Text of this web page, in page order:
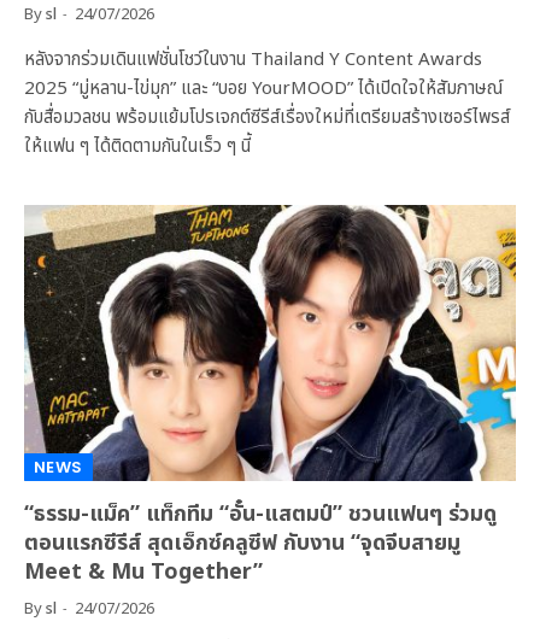
Bysl 24/07/2026
หลังจากร่วมเดินแฟชั่นโชว์ในงาน Thailand Y Content Awards
2025 “มู่หลาน-ไข่มุก” และ “บอย YourMOOD” ได้เปิดใจให้สัมภาษณ์
กับสื่อมวลชน พร้อมแย้มโปรเจกต์ซีรีส์เรื่องใหม่ที่เตรียมสร้างเซอร์ไพรส์
ให้แฟน ๆ ได้ติดตามกันในเร็ว ๆ นี้
NEWS
“ธรรม-แม็ค” แท็กทีม “อั๋น-แสตมป์” ชวนแฟนๆ ร่วมดู
ตอนแรกซีรีส์ สุดเอ็กซ์คลูซีฟ กับงาน “จุดจีบสายมู
Meet & Mu Together”
Bysl 24/07/2026